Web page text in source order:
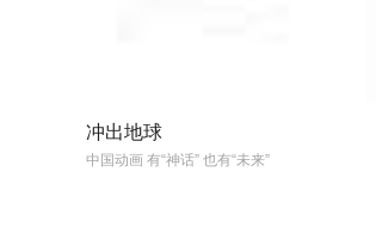
冲出地球
中国动画 有“神话” 也有“未来”